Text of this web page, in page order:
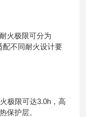
火极限可分为
配不同耐火设计要
极限可达3.0h，高
保护层。